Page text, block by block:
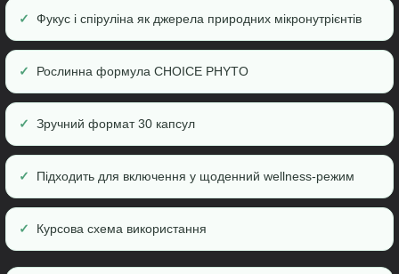
Фукус і спіруліна як джерела природних мікронутрієнтів
Рослинна формула CHOICE PHYTO
Зручний формат 30 капсул
Підходить для включення у щоденний wellness-режим
Курсова схема використання